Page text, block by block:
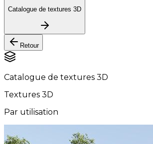
Catalogue de textures 3D
Retour
Catalogue de textures 3D
Textures 3D
Par utilisation